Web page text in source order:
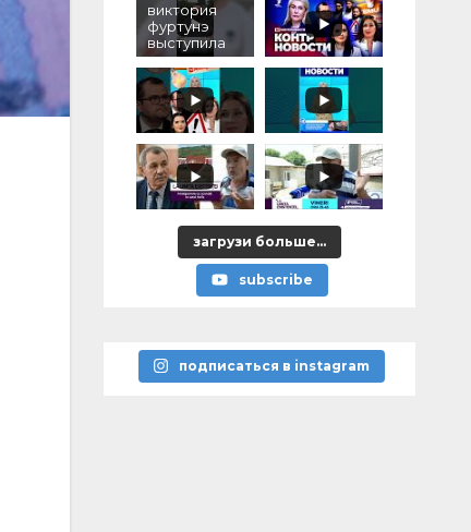
виктория
фуртунэ
выступила
против
уничтожени
я
памятников
героям
победы над
нацизмом
загрузи больше...
subscribe
подписаться в instagram